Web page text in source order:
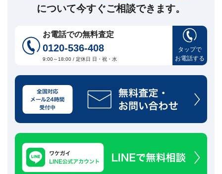
売
に
つ
い
て
有
分・
空
き
家・
築
不
可
な
ど
▾
について今すぐご相談できます。
お電話での無料査定
0120-536-408
9:00～18:00 / 定休日 日・祝・水
タップで
お電話する